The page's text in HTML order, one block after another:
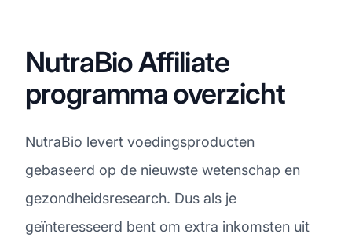
NutraBio Affiliate
programma overzicht
NutraBio levert voedingsproducten
gebaseerd op de nieuwste wetenschap en
gezondheidsresearch. Dus als je
geïnteresseerd bent om extra inkomsten uit